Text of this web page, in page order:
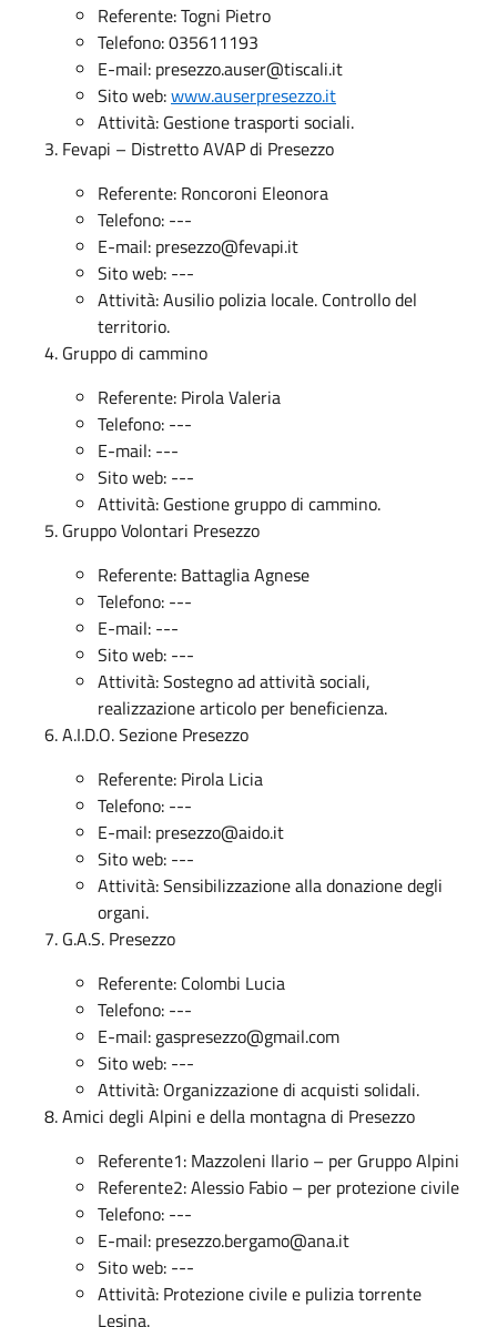
Referente: Togni Pietro
Telefono: 035611193
E-mail: presezzo.auser@tiscali.it
Sito web:www.auserpresezzo.it
Attività: Gestione trasporti sociali.
Fevapi – Distretto AVAP di Presezzo
Referente: Roncoroni Eleonora
Telefono: ---
E-mail: presezzo@fevapi.it
Sito web: ---
Attività: Ausilio polizia locale. Controllo del
territorio.
Gruppo di cammino
Referente: Pirola Valeria
Telefono: ---
E-mail: ---
Sito web: ---
Attività: Gestione gruppo di cammino.
Gruppo Volontari Presezzo
Referente: Battaglia Agnese
Telefono: ---
E-mail: ---
Sito web: ---
Attività: Sostegno ad attività sociali,
realizzazione articolo per beneficienza.
A.I.D.O. Sezione Presezzo
Referente: Pirola Licia
Telefono: ---
E-mail: presezzo@aido.it
Sito web: ---
Attività: Sensibilizzazione alla donazione degli
organi.
G.A.S. Presezzo
Referente: Colombi Lucia
Telefono: ---
E-mail: gaspresezzo@gmail.com
Sito web: ---
Attività: Organizzazione di acquisti solidali.
Amici degli Alpini e della montagna di Presezzo
Referente1: Mazzoleni Ilario – per Gruppo Alpini
Referente2: Alessio Fabio – per protezione civile
Telefono: ---
E-mail: presezzo.bergamo@ana.it
Sito web: ---
Attività: Protezione civile e pulizia torrente
Lesina.